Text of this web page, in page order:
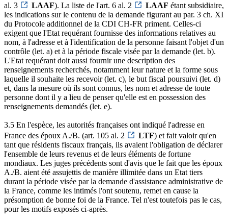
al. 3
LAAF). La liste de l'art. 6 al. 2 LAAF étant subsidiaire,
les indications sur le contenu de la demande figurant au par. 3 ch. XI
du Protocole additionnel de la CDI CH-FR priment. Celles-ci
exigent que l'Etat requérant fournisse des informations relatives au
nom, à l'adresse et à l'identification de la personne faisant l'objet d'un
contrôle (let. a) et à la période fiscale visée par la demande (let. b).
L'Etat requérant doit aussi fournir une description des
renseignements recherchés, notamment leur nature et la forme sous
laquelle il souhaite les recevoir (let. c), le but fiscal poursuivi (let. d)
et, dans la mesure où ils sont connus, les nom et adresse de toute
personne dont il y a lieu de penser qu'elle est en possession des
renseignements demandés (let. e).
3.5 En l'espèce, les autorités françaises ont indiqué l'adresse en
France des époux A./B. (art. 105 al. 2
LTF) et fait valoir qu'en
tant que résidents fiscaux français, ils avaient l'obligation de déclarer
l'ensemble de leurs revenus et de leurs éléments de fortune
mondiaux. Les juges précédents sont d'avis que le fait que les époux
A./B. aient été assujettis de manière illimitée dans un Etat tiers
durant la période visée par la demande d'assistance administrative de
la France, comme les intimés l'ont soutenu, remet en cause la
présomption de bonne foi de la France. Tel n'est toutefois pas le cas,
pour les motifs exposés ci-après.